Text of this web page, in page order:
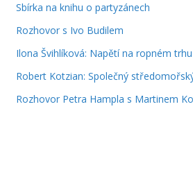
Sbírka na knihu o partyzánech
Rozhovor s Ivo Budilem
Ilona Švihlíková: Napětí na ropném trhu
Robert Kotzian: Společný
Rozhovor Petra Hampla s Martinem